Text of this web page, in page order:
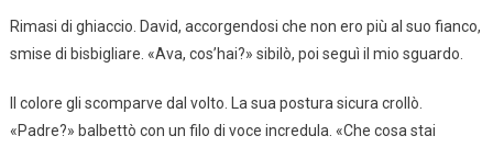
Rimasi di ghiaccio. David, accorgendosi che non ero più al suo fianco,
smise di bisbigliare. «Ava, cos’hai?» sibilò, poi seguì il mio sguardo.
Il colore gli scomparve dal volto. La sua postura sicura crollò.
«Padre?» balbettò con un filo di voce incredula. «Che cosa stai